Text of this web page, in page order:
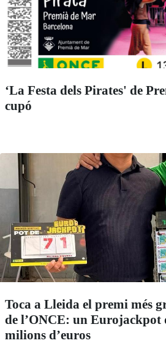
‘La Festa dels Pirates' de
cupó
Toca a Lleida el premi més
de l’ONCE: un Eurojackpot
milions d’euros